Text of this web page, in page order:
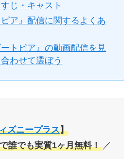
じ・キャスト
ア』配信に関するよくあ
トピア』の動画配信を見
わせて選ぼう
ズニープラス】
誰でも実質1ヶ月無料！ ／